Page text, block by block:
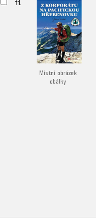
Místní obrázek
obálky